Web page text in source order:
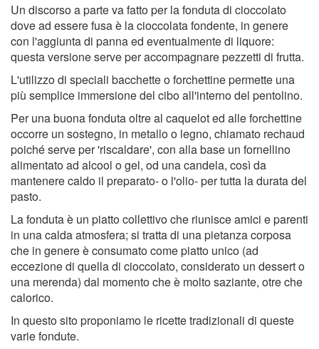
Un discorso a parte va fatto per la fonduta di cioccolato
dove ad essere fusa è la cioccolata fondente, in genere
con l'aggiunta di panna ed eventualmente di liquore:
questa versione serve per accompagnare pezzetti di frutta.
L'utilizzo di speciali bacchette o forchettine permette una
più semplice immersione del cibo all'interno del pentolino.
Per una buona fonduta oltre al caquelot ed alle forchettine
occorre un sostegno, in metallo o legno, chiamato rechaud
poiché serve per 'riscaldare', con alla base un fornellino
alimentato ad alcool o gel, od una candela, così da
mantenere caldo il preparato- o l'olio- per tutta la durata del
pasto.
La fonduta è un piatto collettivo che riunisce amici e parenti
in una calda atmosfera; si tratta di una pietanza corposa
che in genere è consumato come piatto unico (ad
eccezione di quella di cioccolato, considerato un dessert o
una merenda) dal momento che è molto saziante, otre che
calorico.
In questo sito proponiamo le ricette tradizionali di queste
varie fondute.